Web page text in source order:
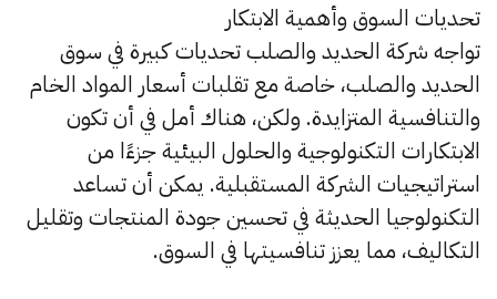
تحديات السوق وأهمية الابتكار
تواجه شركة الحديد والصلب تحديات كبيرة في سوق
الحديد والصلب، خاصة مع تقلبات أسعار المواد الخام
والتنافسية المتزايدة. ولكن، هناك أمل في أن تكون
الابتكارات التكنولوجية والحلول البيئية جزءًا من
استراتيجيات الشركة المستقبلية. يمكن أن تساعد
التكنولوجيا الحديثة في تحسين جودة المنتجات وتقليل
التكاليف، مما يعزز تنافسيتها في السوق.